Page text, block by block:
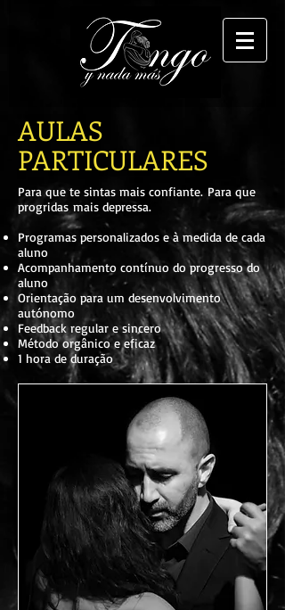
AULAS
PARTICULARES
Para que te sintas mais confiante. Para que
progridas mais depressa.
Programas personalizados e à medida de cada
aluno
Acompanhamento contínuo do progresso do
aluno
Orientação para um desenvolvimento
autónomo
Feedback regular e sincero
Método orgânico e eficaz
1 hora de duração